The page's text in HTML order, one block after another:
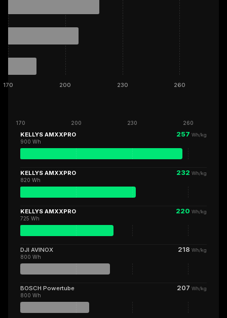
170 200 230 260
170 200 230 260
KELLYS AMXXPRO
900 Wh
257 Wh/kg
KELLYS AMXXPRO
820 Wh
232 Wh/kg
KELLYS AMXXPRO
725 Wh
220 Wh/kg
DJI AVINOX
800 Wh
218 Wh/kg
BOSCH Powertube
800 Wh
207 Wh/kg